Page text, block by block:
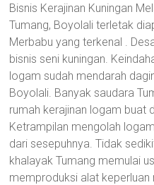
Bisnis Kerajinan Kuningan
Tumang, Boyolali terletak
Merbabu yang terkenal .
bisnis seni kuningan.
logam sudah mendarah
Boyolali. Banyak saudara
rumah kerajinan logam buat
Ketrampilan mengolah
dari sesepuhnya. Tidak
khalayak Tumang memulai
memproduksi alat